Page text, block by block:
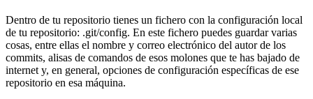
Dentro de tu repositorio tienes un fichero con la configuración local
de tu repositorio: .git/config. En este fichero puedes guardar varias
cosas, entre ellas el nombre y correo electrónico del autor de los
commits, alisas de comandos de esos molones que te has bajado de
internet y, en general, opciones de configuración específicas de ese
repositorio en esa máquina.